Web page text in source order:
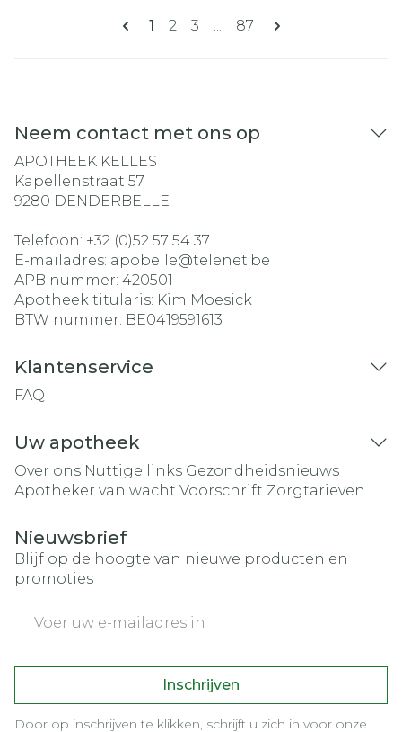
Pagina's
U lees momenteel pagina
1 Pagina
2 Pagina
3 ... Pagina
87
Neem contact met ons op
APOTHEEK KELLES
Kapellenstraat 57
9280 DENDERBELLE
Telefoon: +32 (0)52 57 54 37
E-mailadres: apobelle@telenet.be
APB nummer: 420501
Apotheek titularis: Kim Moesick
BTW nummer: BE0419591613
Klantenservice
FAQ
Uw apotheek
Over ons Nuttige links Gezondheidsnieuws
Apotheker van wacht Voorschrift Zorgtarieven
Nieuwsbrief
Blijf op de hoogte van nieuwe producten en
promoties
Inschrijven
Door op inschrijven te klikken, schrijft u zich in voor onze